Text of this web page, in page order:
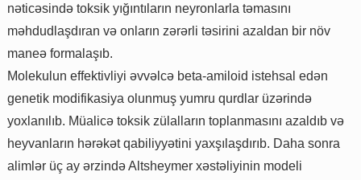
nəticəsində toksik yığıntıların neyronlarla təmasını
məhdudlaşdıran və onların zərərli təsirini azaldan bir növ
maneə formalaşıb.
Molekulun effektivliyi əvvəlcə beta-amiloid istehsal edən
genetik modifikasiya olunmuş yumru qurdlar üzərində
yoxlanılıb. Müalicə toksik zülalların toplanmasını azaldıb və
heyvanların hərəkət qabiliyyətini yaxşılaşdırıb. Daha sonra
alimlər üç ay ərzində Altsheymer xəstəliyinin modeli